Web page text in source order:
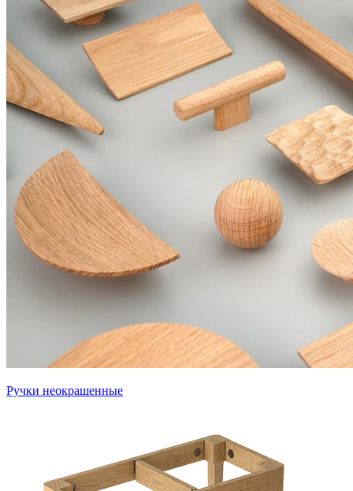
Ручки неокрашенные